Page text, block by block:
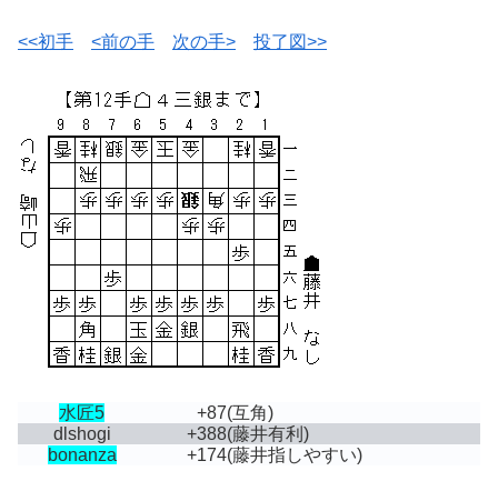
<<初手 <前の手 次の手> 投了図>>
水匠5 +87(互角)
dlshogi
+388(藤井有利)
bonanza
+174(藤井指しやすい)